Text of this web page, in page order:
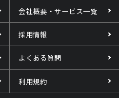
会社概要・サービス一覧
採用情報
よくある質問
利用規約